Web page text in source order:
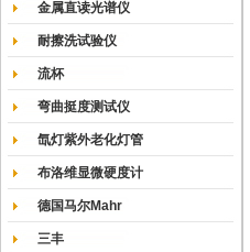
金属直读光谱仪
耐擦洗试验仪
流杯
弯曲挺度测试仪
氙灯紫外老化灯管
布洛维显微硬度计
德国马尔Mahr
三丰